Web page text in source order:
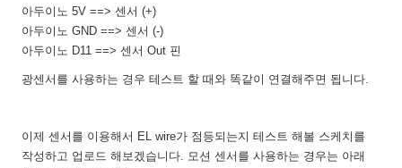
아두이노 5V ==> 센서 (+)
아두이노 GND ==> 센서 (-)
아두이노 D11 ==> 센서 Out 핀
광센서를 사용하는 경우 테스트 할 때와 똑같이 연결해주면 됩니다.
이제 센서를 이용해서 EL wire가 점등되는지 테스트 해볼 스케치를
작성하고 업로드 해보겠습니다. 모션 센서를 사용하는 경우는 아래